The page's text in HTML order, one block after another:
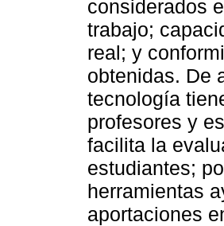
considerados
trabajo;
real; y
obtenidas. De
tecnología
profesores y
facilita la
estudiantes;
herramientas
aportaciones